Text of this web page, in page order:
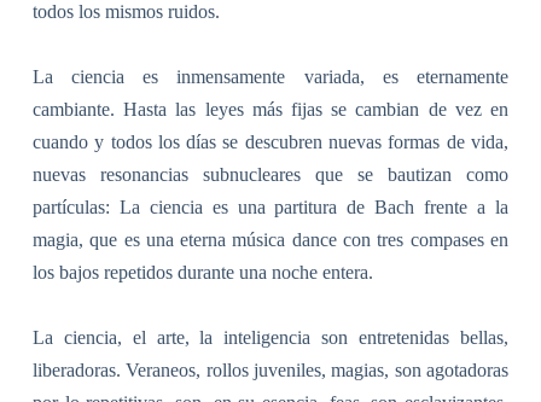
todos los mismos ruidos.
La ciencia es inmensamente variada, es eternamente
cambiante. Hasta las leyes más fijas se cambian de vez en
cuando y todos los días se descubren nuevas formas de vida,
nuevas resonancias subnucleares que se bautizan como
partículas: La ciencia es una partitura de Bach frente a la
magia, que es una eterna música dance con tres compases en
los bajos repetidos durante una noche entera.
La ciencia, el arte, la inteligencia son entretenidas bellas,
liberadoras. Veraneos, rollos juveniles, magias, son agotadoras